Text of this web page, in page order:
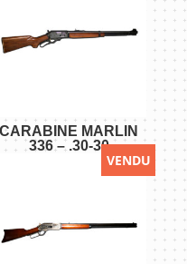
CARABINE MARLIN
336 – .30-30
WINCHESTERVENDU